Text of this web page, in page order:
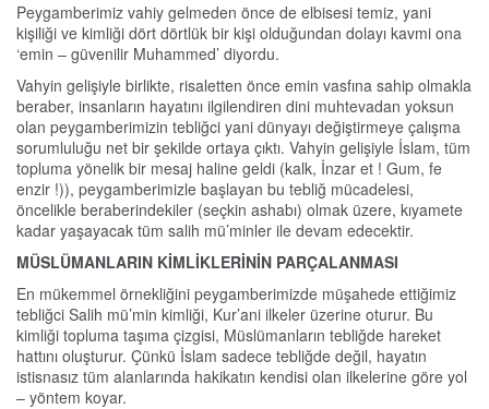
Peygamberimiz vahiy gelmeden önce de elbisesi temiz, yani
kişiliği ve kimliği dört dörtlük bir kişi olduğundan dolayı kavmi ona
‘emin – güvenilir Muhammed’ diyordu.
Vahyin gelişiyle birlikte, risaletten önce emin vasfına sahip olmakla
beraber, insanların hayatını ilgilendiren dini muhtevadan yoksun
olan peygamberimizin tebliğci yani dünyayı değiştirmeye çalışma
sorumluluğu net bir şekilde ortaya çıktı. Vahyin gelişiyle İslam, tüm
topluma yönelik bir mesaj haline geldi (kalk, İnzar et ! Gum, fe
enzir !)), peygamberimizle başlayan bu tebliğ mücadelesi,
öncelikle beraberindekiler (seçkin ashabı) olmak üzere, kıyamete
kadar yaşayacak tüm salih mü’minler ile devam edecektir.
MÜSLÜMANLARIN KİMLİKLERİNİN PARÇALANMASI
En mükemmel örnekliğini peygamberimizde müşahede ettiğimiz
tebliğci Salih mü’min kimliği, Kur’ani ilkeler üzerine oturur. Bu
kimliği topluma taşıma çizgisi, Müslümanların tebliğde hareket
hattını oluşturur. Çünkü İslam sadece tebliğde değil, hayatın
istisnasız tüm alanlarında hakikatın kendisi olan ilkelerine göre yol
– yöntem koyar.